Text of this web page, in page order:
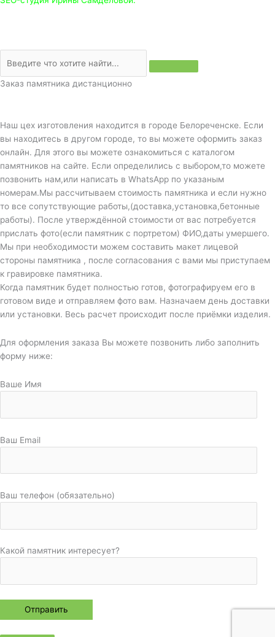
Заказ памятника дистанционно
Наш цех изготовления находится в городе Белореченске. Если
вы находитесь в другом городе, то вы можете оформить заказ
онлайн. Для этого вы можете ознакомиться с каталогом
памятников на сайте. Если определились с выбором,то можете
позвонить нам,или написать в WhatsApp по указаным
номерам.Мы рассчитываем стоимость памятника и если нужно
то все сопутствующие работы,(доставка,установка,бетонные
работы). После утверждённой стоимости от вас потребуется
прислать фото(если памятник с портретом) ФИО,даты умершего.
Мы при необходимости можем составить макет лицевой
стороны памятника , после согласования с вами мы приступаем
к гравировке памятника.
Когда памятник будет полностью готов, фотографируем его в
готовом виде и отправляем фото вам. Назначаем день доставки
или установки. Весь расчет происходит после приёмки изделия.
Для оформления заказа Вы можете позвонить либо заполнить
форму ниже:
Ваше Имя
Ваш Email
Ваш телефон (обязательно)
Какой памятник интересует?